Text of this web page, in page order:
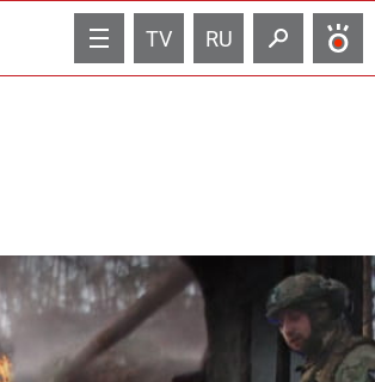
TV RU